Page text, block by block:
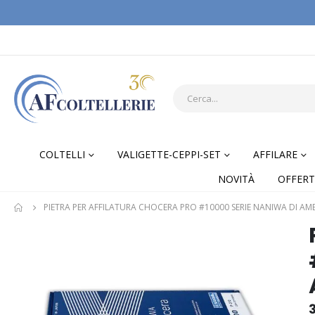
COLTELLI VALIGETTE-CEPPI-SET AFFILARE
NOVITÀ
PIETRA PER AFFILATURA CHOCERA PRO #10000 SERIE NANIWA DI
Skip